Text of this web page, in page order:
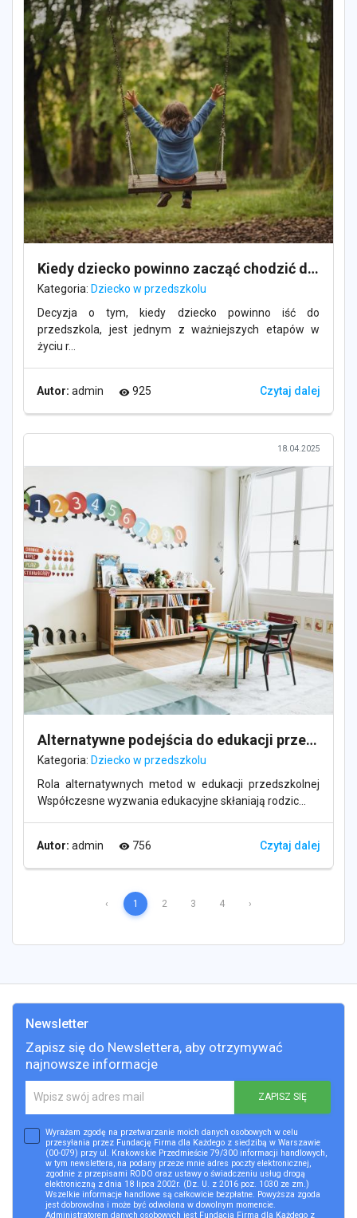
Kiedy dziecko powinno zacząć chodzić do przedszkola?
Kategoria: Dziecko w przedszkolu
Decyzja o tym, kiedy dziecko powinno iść do
przedszkola, jest jednym z ważniejszych etapów w
życiu r...
Autor: admin visibility 925 Czytaj dalej
18.04.2025
Alternatywne podejścia do edukacji przedszkolnej
Kategoria: Dziecko w przedszkolu
Rola alternatywnych metod w edukacji przedszkolnej
Współczesne wyzwania edukacyjne skłaniają rodzic...
Autor: admin visibility 756 Czytaj dalej
‹ 1 2 3 4 ›
Newsletter
Zapisz się do Newslettera, aby otrzymywać
najnowsze informacje
ZAPISZ SIĘ
Wyrażam zgodę na przetwarzanie moich danych osobowych w celu
przesyłania przez Fundację Firma dla Każdego z siedzibą w Warszawie
(00-079) przy ul. Krakowskie Przedmieście 79/300 informacji handlowych,
w tym newslettera, na podany przeze mnie adres poczty elektronicznej,
zgodnie z przepisami RODO oraz ustawy o świadczeniu usług drogą
elektroniczną z dnia 18 lipca 2002r. (Dz. U. z 2016 poz. 1030 ze zm.)
Wszelkie informacje handlowe są całkowicie bezpłatne. Powyższa zgoda
jest dobrowolna i może być odwołana w dowolnym momencie.
Administratorem danych osobowych jest Fundacja Firma dla Każdego z